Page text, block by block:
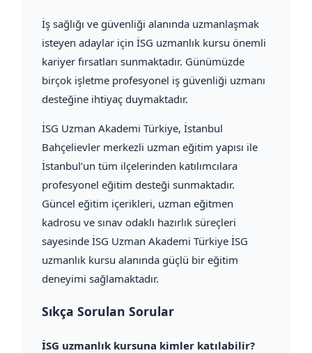
İş sağlığı ve güvenliği alanında uzmanlaşmak
isteyen adaylar için İSG uzmanlık kursu önemli
kariyer fırsatları sunmaktadır. Günümüzde
birçok işletme profesyonel iş güvenliği uzmanı
desteğine ihtiyaç duymaktadır.
İSG Uzman Akademi Türkiye, İstanbul
Bahçelievler merkezli uzman eğitim yapısı ile
İstanbul’un tüm ilçelerinden katılımcılara
profesyonel eğitim desteği sunmaktadır.
Güncel eğitim içerikleri, uzman eğitmen
kadrosu ve sınav odaklı hazırlık süreçleri
sayesinde İSG Uzman Akademi Türkiye İSG
uzmanlık kursu alanında güçlü bir eğitim
deneyimi sağlamaktadır.
Sıkça Sorulan Sorular
İSG uzmanlık kursuna kimler katılabilir?